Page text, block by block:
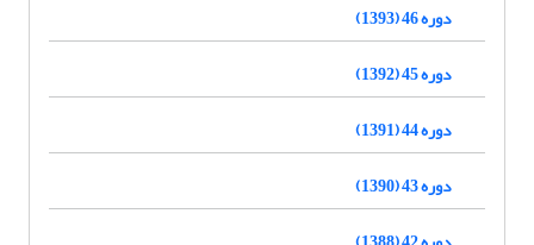
دوره 46 (1393)
دوره 45 (1392)
دوره 44 (1391)
دوره 43 (1390)